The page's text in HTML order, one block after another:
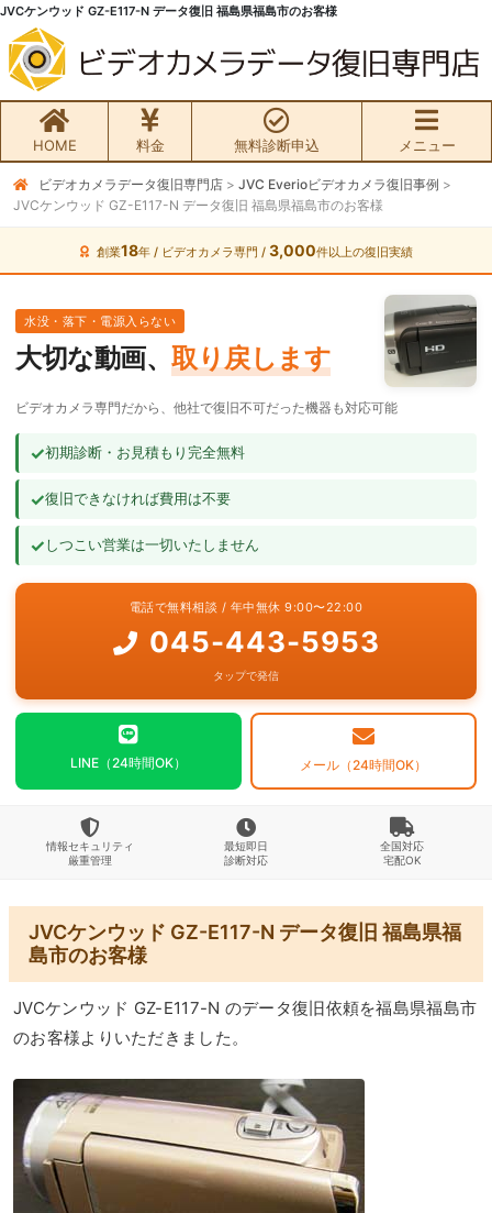
JVCケンウッド GZ-E117-N データ復旧 福島県福島市のお客様
HOME 料金 無料診断申込 メニュー
無料初期診断お申込み
ビデオカメラ データ復旧HOME
料金・メニュー
サービスの流れ
よくあるご質問
ビデオカメラデータ復旧専門店 > JVC Everioビデオカメラ復旧事例 >
JVCケンウッド GZ-E117-N データ復旧 福島県福島市のお客様
創業18年 / ビデオカメラ専門 / 3,000件以上の復旧実績
水没・落下・電源入らない
大切な動画、 取り戻します
ビデオカメラ専門だから、他社で復旧不可だった機器も対応可能
✓初期診断・お見積もり完全無料
✓復旧できなければ費用は不要
✓しつこい営業は一切いたしません
電話で無料相談 / 年中無休 9:00〜22:00
045-443-5953
タップで発信
LINE（24時間OK） メール（24時間OK）
情報セキュリティ
厳重管理
最短即日
診断対応
全国対応
宅配OK
JVCケンウッド GZ-E117-N データ復旧 福島県福
島市のお客様
JVCケンウッド GZ-E117-N のデータ復旧依頼を福島県福島市
のお客様よりいただきました。